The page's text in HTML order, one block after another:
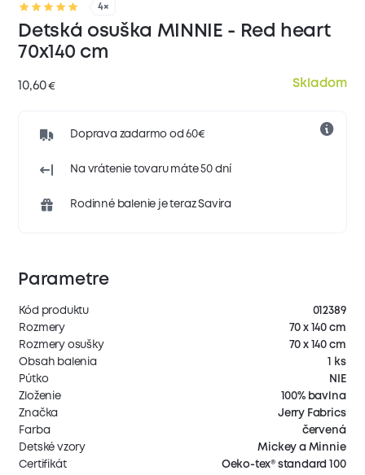
4×
Detská osuška MINNIE - Red heart
70x140 cm
10,60€ Skladom
Doprava zadarmo od 60€
Na vrátenie tovaru máte 50 dní
Rodinné balenie je teraz Savira
Parametre
Kód produktu
012389
Rozmery
70 x 140 cm
Rozmery osušky
70 x 140 cm
Obsah balenia
1 ks
Pútko
NIE
Zloženie
100% bavlna
Značka
Jerry Fabrics
Farba
červená
Detské vzory
Mickey a Minnie
Certifikát
Oeko-tex® standard 100